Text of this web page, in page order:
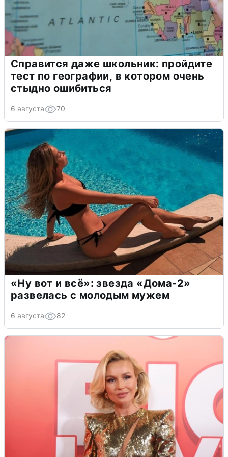
Справится даже школьник: пройдите
тест по географии, в котором очень
стыдно ошибиться
6 августа 70
«Ну вот и всё»: звезда «Дома-2»
развелась с молодым мужем
6 августа 82